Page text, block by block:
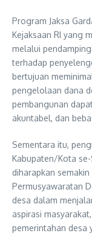
Program Jaksa
Kejaksaan RI yang
melalui
terhadap
bertujuan
pengelolaan dana
pembangunan
akuntabel, dan
Sementara itu,
Kabupaten/Kota
diharapkan
Permusyawaratan
desa dalam
aspirasi
pemerintahan desa